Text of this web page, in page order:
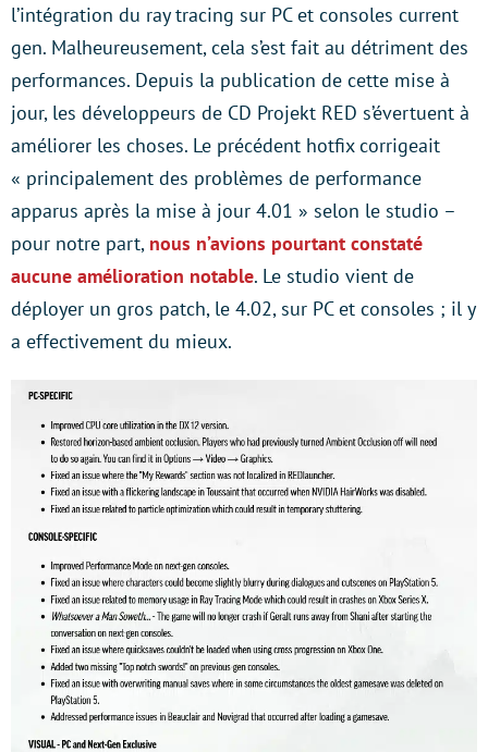
l’intégration du ray tracing sur PC et consoles current
gen. Malheureusement, cela s’est fait au détriment des
performances. Depuis la publication de cette mise à
jour, les développeurs de CD Projekt RED s’évertuent à
améliorer les choses. Le précédent hotfix corrigeait
« principalement des problèmes de performance
apparus après la mise à jour 4.01 » selon le studio –
pour notre part, nous n’avions pourtant constaté
aucune amélioration notable. Le studio vient de
déployer un gros patch, le 4.02, sur PC et consoles ; il y
a effectivement du mieux.